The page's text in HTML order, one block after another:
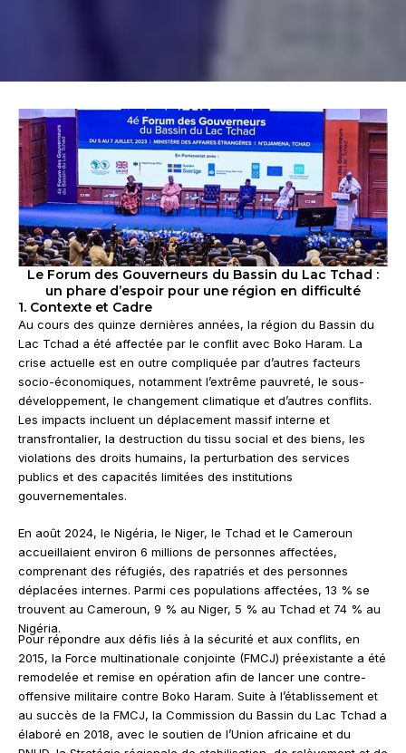
Le Forum des Gouverneurs du Bassin du Lac Tchad :
un phare d’espoir pour une région en difficulté
1. Contexte et Cadre
Au cours des quinze dernières années, la région du Bassin du
Lac Tchad a été affectée par le conflit avec Boko Haram. La
crise actuelle est en outre compliquée par d’autres facteurs
socio-économiques, notamment l’extrême pauvreté, le sous-
développement, le changement climatique et d’autres conflits.
Les impacts incluent un déplacement massif interne et
transfrontalier, la destruction du tissu social et des biens, les
violations des droits humains, la perturbation des services
publics et des capacités limitées des institutions
gouvernementales.
En août 2024, le Nigéria, le Niger, le Tchad et le Cameroun
accueillaient environ 6 millions de personnes affectées,
comprenant des réfugiés, des rapatriés et des personnes
déplacées internes. Parmi ces populations affectées, 13 % se
trouvent au Cameroun, 9 % au Niger, 5 % au Tchad et 74 % au
Nigéria.
Pour répondre aux défis liés à la sécurité et aux conflits, en
2015, la Force multinationale conjointe (FMCJ) préexistante a été
remodelée et remise en opération afin de lancer une contre-
offensive militaire contre Boko Haram. Suite à l’établissement et
au succès de la FMCJ, la Commission du Bassin du Lac Tchad a
élaboré en 2018, avec le soutien de l’Union africaine et du